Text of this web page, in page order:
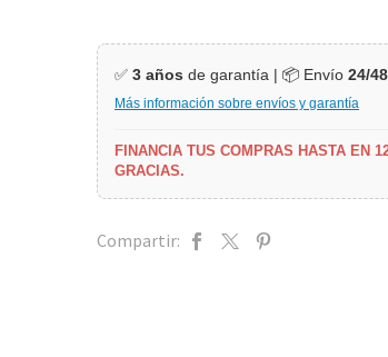
✅ 3 años de garantía | 📦 Envío 24/
Más información sobre envíos y garantía
FINANCIA TUS COMPRAS HASTA EN
GRACIAS.
Compartir: